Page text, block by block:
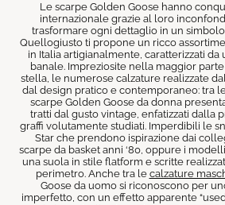
Le scarpe Golden Goose hanno
internazionale grazie al loro
trasformare ogni dettaglio in un
Quellogiusto ti propone un ricco
in Italia artigianalmente, caratterizzati da
banale. Impreziosite nella maggior parte
stella, le numerose calzature realizzate
dal design pratico e contemporaneo: tra
scarpe Golden Goose da donna
tratti dal gusto vintage, enfatizzati dalla
graffi volutamente studiati. Imperdibili le
Star che prendono ispirazione dai
scarpe da basket anni ‘80, oppure i
una suola in stile flatform e scritte
perimetro. Anche tra le calzature
Goose da uomo si riconoscono per
imperfetto, con un effetto apparente